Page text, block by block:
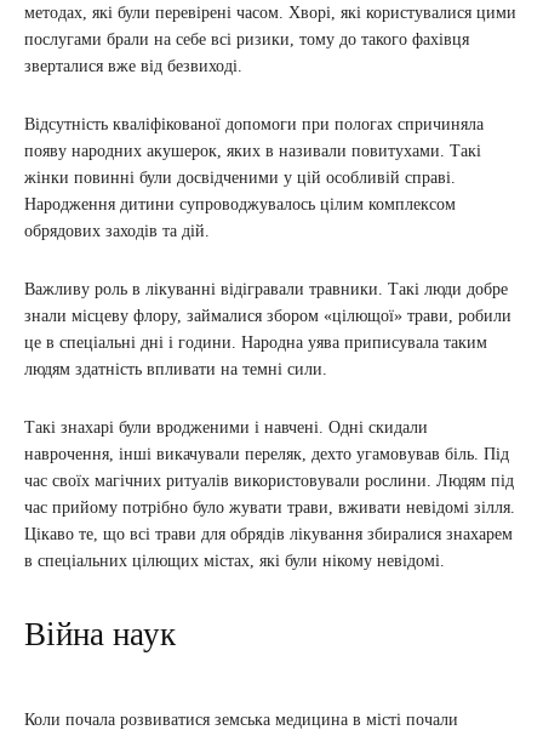
методах, які були перевірені часом. Хворі, які користувалися цими
послугами брали на себе всі ризики, тому до такого фахівця
зверталися вже від безвиході.
Відсутність кваліфікованої допомоги при пологах спричиняла
появу народних акушерок, яких в називали повитухами. Такі
жінки повинні були досвідченими у цій особливій справі.
Народження дитини супроводжувалось цілим комплексом
обрядових заходів та дій.
Важливу роль в лікуванні відігравали травники. Такі люди добре
знали місцеву флору, займалися збором «цілющої» трави, робили
це в спеціальні дні і години. Народна уява приписувала таким
людям здатність впливати на темні сили.
Такі знахарі були вродженими і навчені. Одні скидали
наврочення, інші викачували переляк, дехто угамовував біль. Під
час своїх магічних ритуалів використовували рослини. Людям під
час прийому потрібно було жувати трави, вживати невідомі зілля.
Цікаво те, що всі трави для обрядів лікування збиралися знахарем
в спеціальних цілющих містах, які були нікому невідомі.
Війна наук
Коли почала розвиватися земська медицина в місті почали